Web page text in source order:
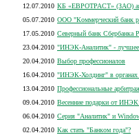
12.07.2010 КБ «ЕВРОТРАСТ» (ЗАО)
05.07.2010 ООО "Коммерческий банк
17.05.2010 Северный банк
23.04.2010 "ИНЭК-Аналитик" - лучшее
20.04.2010 Выбор профессионалов
16.04.2010 "ИНЭК-Холдинг" в
13.04.2010 Профессиональные
09.04.2010 Весенние подарки от
06.04.2010 Серия "Аналитик" и
02.04.2010 Как стать "Банком года"?